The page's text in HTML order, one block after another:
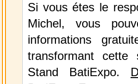
Si vous étes le
Michel, vous
informations
transformant
Stand BatiExpo.